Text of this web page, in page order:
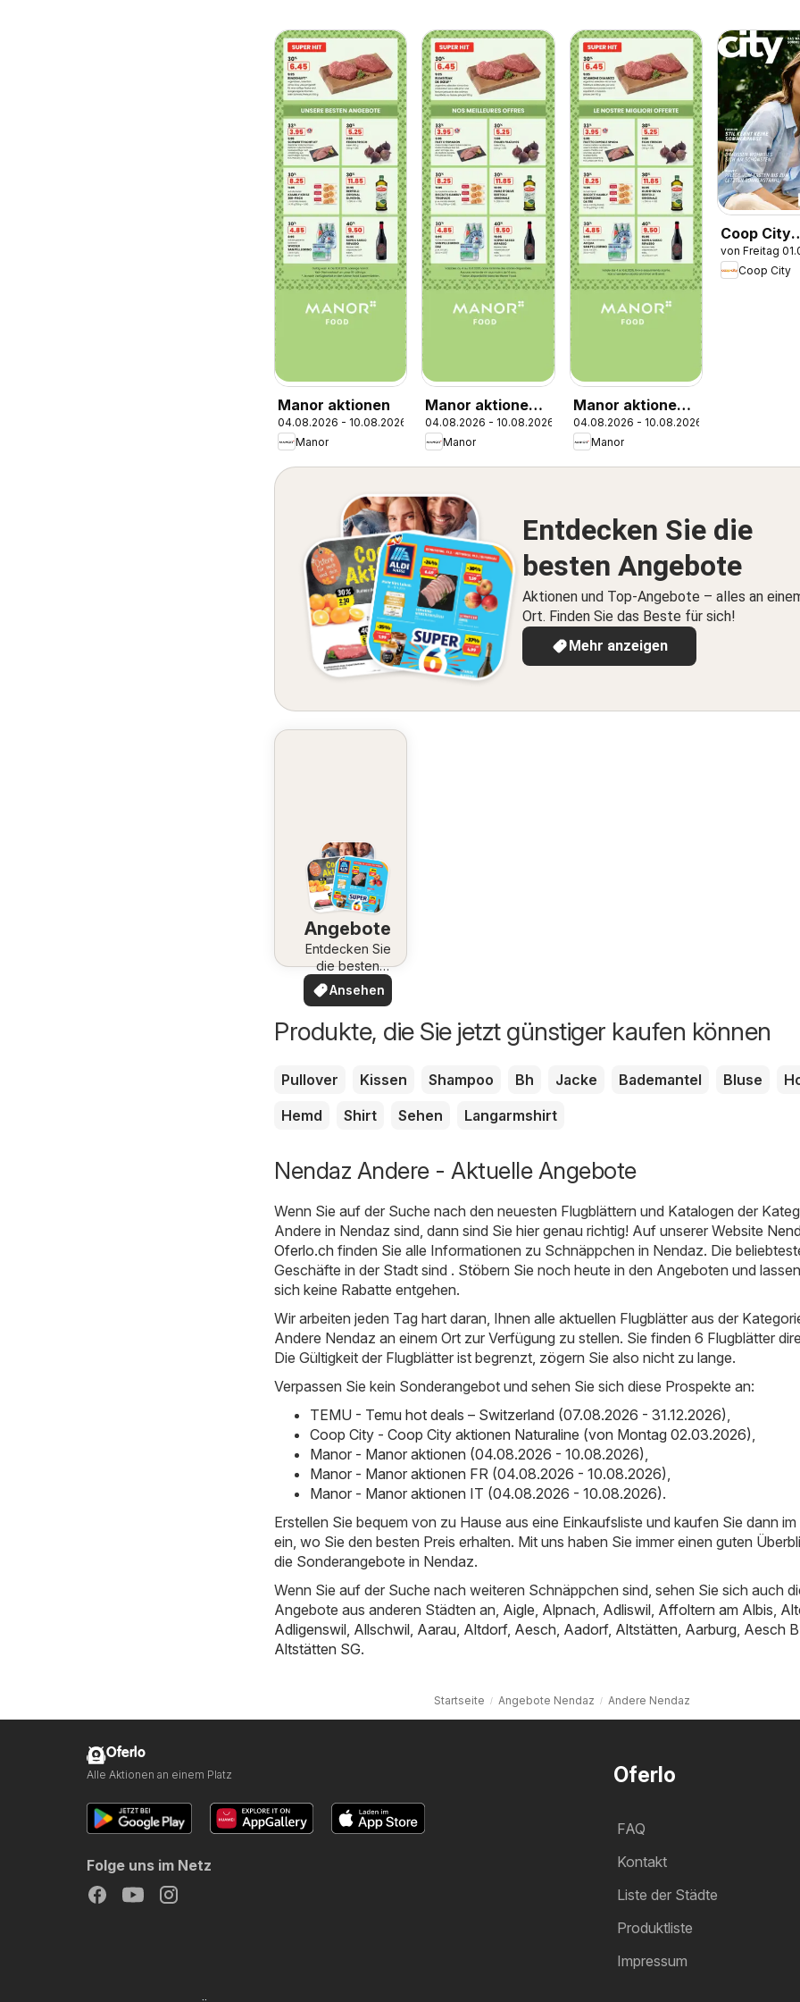
Manor aktionen
04.08.2026 - 10.08.2026
Manor
Manor aktionen
FR
04.08.2026 - 10.08.2026
Manor
Manor aktionen
IT
04.08.2026 - 10.08.2026
Manor
Coop City
aktionen
von Freitag
Coop City
Entdecken Sie die
besten Angebote
Aktionen und Top-Angebote – alles an
Ort. Finden Sie das Beste für sich!
Mehr anzeigen
Angebote
Entdecken Sie
die besten
Angebote
Ansehen
Produkte, die Sie jetzt günstiger kaufen können
Pullover Kissen Shampoo Bh Jacke Bademantel Bluse
Hemd
Shirt Sehen Langarmshirt
Nendaz Andere - Aktuelle Angebote
Wenn Sie auf der Suche nach den neuesten Flugblättern und Katalogen der
Andere in Nendaz sind, dann sind Sie hier genau richtig! Auf unserer Website
Oferlo.ch finden Sie alle Informationen zu Schnäppchen in Nendaz. Die
Geschäfte in der Stadt sind . Stöbern Sie noch heute in den Angeboten und
sich keine Rabatte entgehen.
Wir arbeiten jeden Tag hart daran, Ihnen alle aktuellen Flugblätter aus der
Andere Nendaz an einem Ort zur Verfügung zu stellen. Sie finden 6 Flugblätter
Die Gültigkeit der Flugblätter ist begrenzt, zögern Sie also nicht zu lange.
Verpassen Sie kein Sonderangebot und sehen Sie sich diese Prospekte an:
TEMU - Temu hot deals – Switzerland (07.08.2026 - 31.12.2026)
Coop City - Coop City aktionen Naturaline (von Montag 02.03.2026)
Manor - Manor aktionen (04.08.2026 - 10.08.2026)
Manor - Manor aktionen FR (04.08.2026 - 10.08.2026)
Manor - Manor aktionen IT (04.08.2026 - 10.08.2026).
Erstellen Sie bequem von zu Hause aus eine Einkaufsliste und kaufen Sie dann
ein, wo Sie den besten Preis erhalten. Mit uns haben Sie immer einen guten
die Sonderangebote in Nendaz.
Wenn Sie auf der Suche nach weiteren Schnäppchen sind, sehen Sie sich auch
Angebote aus anderen Städten an, Aigle Alpnach Adliswil Affoltern am Albis
Adligenswil Allschwil Aarau Altdorf, Aesch Aadorf, Altstätten Aarburg Aesch
Altstätten SG.
Startseite Angebote Nendaz Andere Nendaz
Oferlo
FAQ
Kontakt
Liste der Städte
Produktliste
Impressum
Oferlo
Alle Aktionen an einem Platz
Folge uns im Netz